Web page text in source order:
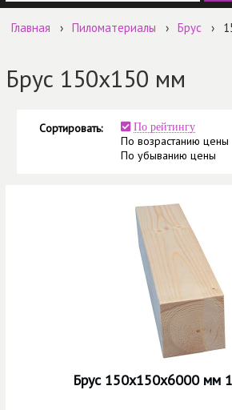
Главная › Пиломатериалы › Брус ›
Брус 150х150 мм
Сортировать: По рейтингу
По возрастанию цены
По убыванию цены
Брус 150х150х6000 мм